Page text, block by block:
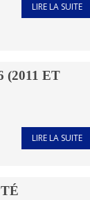
LIRE LA SUITE
(2011 ET
LIRE LA SUITE